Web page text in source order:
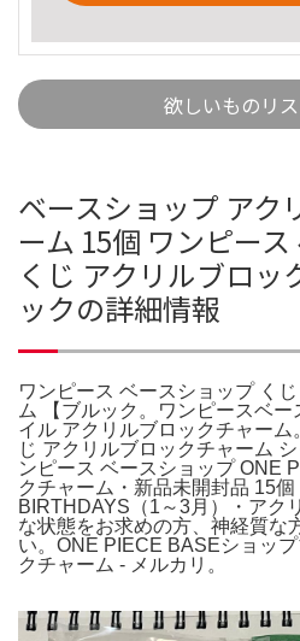
欲しいものリ
ベースショップ アク
ーム 15個 ワンピー
くじ アクリルブロッ
ックの詳細情報
ワンピース ベースショップ く
ム 【ブルック。ワンピースベ
イル アクリルブロックチャーム
じ アクリルブロックチャーム
ンピース ベースショップ ONE
クチャーム・新品未開封品 15
BIRTHDAYS（1～3月）・アク
な状態をお求めの方、神経質な
い。ONE PIECE BASEショッ
クチャーム - メルカリ。